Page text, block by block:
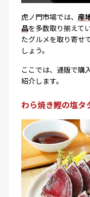
虎ノ門市場では、 産
品を多数取り揃えて
たグルメを取り寄せ
しょう。
ここでは、通販で購
紹介します。
わら焼き鰹の塩タ